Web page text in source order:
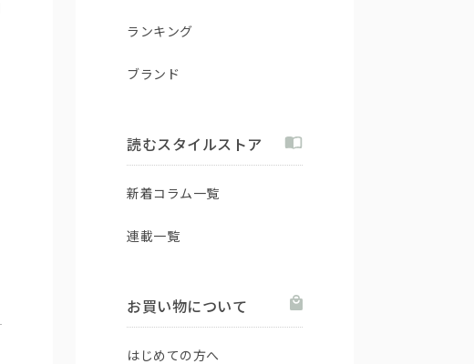
ランキング
ブランド
読むスタイルストア
新着コラム一覧
連載一覧
お買い物について
はじめての方へ